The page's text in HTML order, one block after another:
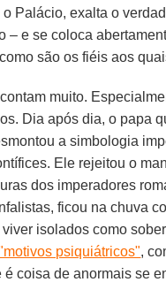
Palácio, exalta o
– e se coloca
são os fiéis aos
muito.
Dia após dia, o papa
a simbologia
Ele rejeitou o
dos imperadores
ficou na chuva
isolados como
psiquiátricos",
é coisa de anormais se